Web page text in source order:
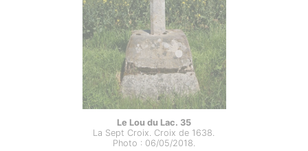
Le Lou du Lac. 35
La Sept Croix. Croix de 1638.
Photo : 06/05/2018.